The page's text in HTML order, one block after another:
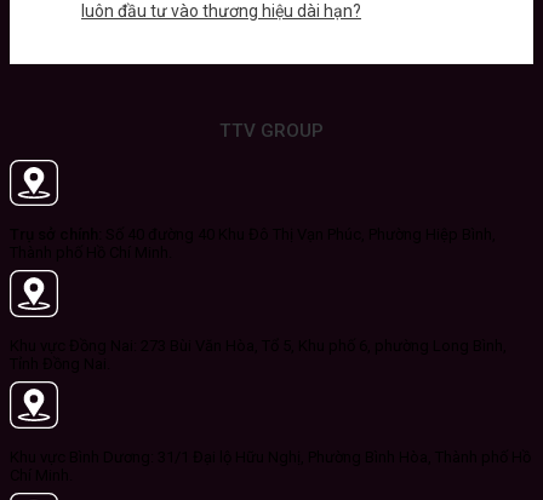
luôn đầu tư vào thương hiệu dài hạn?
TTV GROUP